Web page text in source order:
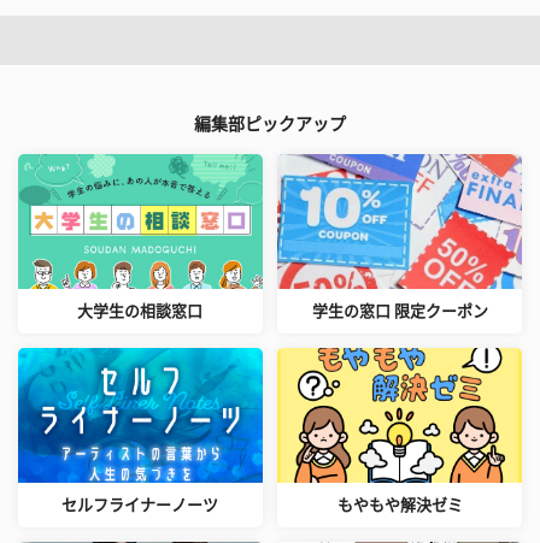
編集部ピックアップ
大学生の相談窓口 学生の窓口 限定クーポン
セルフライナーノーツ もやもや解決ゼミ